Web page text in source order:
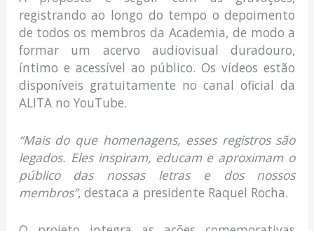
registrando ao longo do tempo o depoimento
de todos os membros da Academia, de modo a
formar um acervo audiovisual duradouro,
íntimo e acessível ao público. Os vídeos estão
disponíveis gratuitamente no canal oficial da
ALITA no YouTube.
“Mais do que homenagens, esses registros são
legados. Eles inspiram, educam e aproximam o
público das nossas letras e dos nossos
membros”, destaca a presidente Raquel Rocha.